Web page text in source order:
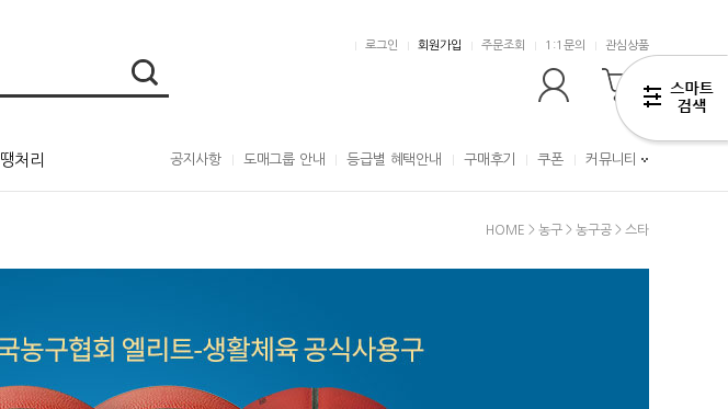
로그인 회원가입 주문조회 1:1문의 관심상품
땡처리 공지사항 도매그룹 안내 등급별 혜택안내 구매후기 쿠폰 커뮤니티
HOME > 농구 > 농구공 > 스타